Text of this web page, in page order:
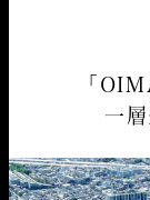
「
一層